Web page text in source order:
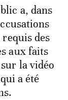
a, dans
des
aux faits
la vidéo
a été